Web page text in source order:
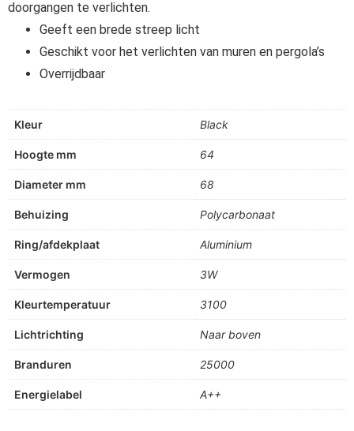
doorgangen te verlichten.
Geeft een brede streep licht
Geschikt voor het verlichten van muren en pergola’s
Overrijdbaar
Kleur Black
Hoogte mm 64
Diameter mm 68
Behuizing Polycarbonaat
Ring/afdekplaat Aluminium
Vermogen 3W
Kleurtemperatuur 3100
Lichtrichting Naar boven
Branduren 25000
Energielabel A++